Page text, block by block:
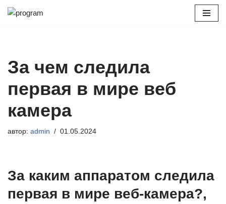
За чем следила
первая в мире веб
камера
автор: admin 01.05.2024
За каким аппаратом следила
первая в мире веб-камера?,